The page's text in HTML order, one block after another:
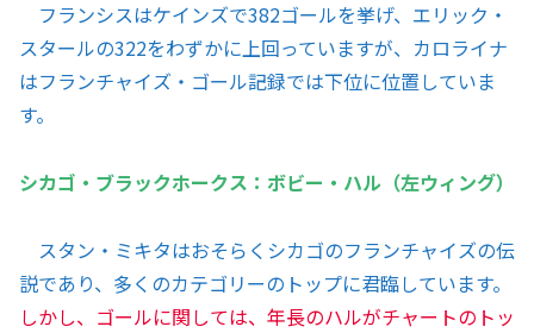
フランシスはケインズで382ゴールを挙げ、エリック・
スタールの322をわずかに上回っていますが、カロライナ
はフランチャイズ・ゴール記録では下位に位置していま
す。
シカゴ・ブラックホークス：ボビー・ハル（左ウィング）
スタン・ミキタはおそらくシカゴのフランチャイズの伝
説であり、多くのカテゴリーのトップに君臨しています。
しかし、ゴールに関しては、年長のハルがチャートのトッ